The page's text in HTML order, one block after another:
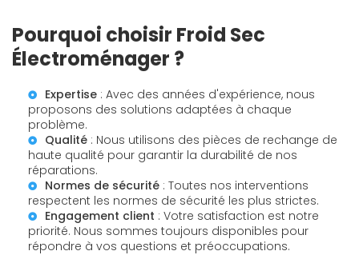
Pourquoi choisir Froid Sec
Électroménager ?
Expertise : Avec des années d'expérience, nous
proposons des solutions adaptées à chaque
problème.
Qualité : Nous utilisons des pièces de rechange de
haute qualité pour garantir la durabilité de nos
réparations.
Normes de sécurité : Toutes nos interventions
respectent les normes de sécurité les plus strictes.
Engagement client : Votre satisfaction est notre
priorité. Nous sommes toujours disponibles pour
répondre à vos questions et préoccupations.